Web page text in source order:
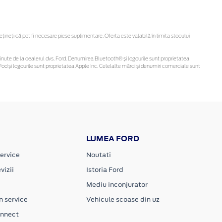
că pot fi necesare piese suplimentare. Oferta este valabilă în limita stocului
de la dealerul dvs. Ford. Denumirea Bluetooth® și logourile sunt proprietatea
și logourile sunt proprietatea Apple Inc. Celelalte mărci și denumiri comerciale sunt
service
LUMEA FORD
Noutati
Istoria Ford
Mediu inconjurator
Vehicule scoase din uz